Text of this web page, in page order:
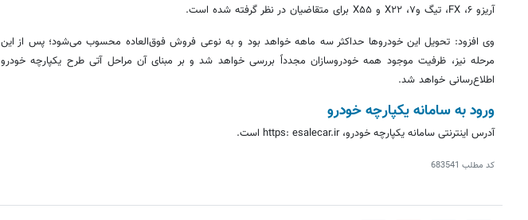
آریزو
تیگ و۷، X۲۲ و X۵۵ برای متقاضیان در نظر گرفته شده است.
وی افزود: تحویل این خودروها حداکثر سه ماهه خواهد بود و به نوعی فروش فوق‌العاده محسوب می‌شود؛ پس از این
مرحله نیز، ظرفیت موجود همه خودروسازان مجدداً بررسی خواهد شد و بر مبنای آن مراحل آتی طرح یکپارچه خودرو
اطلاع‌رسانی خواهد شد.
ورود به سامانه یکپارچه خودرو
آدرس اینترنتی سامانه یکپارچه خودرو، https: esalecar.ir است.
کد مطلب 683541